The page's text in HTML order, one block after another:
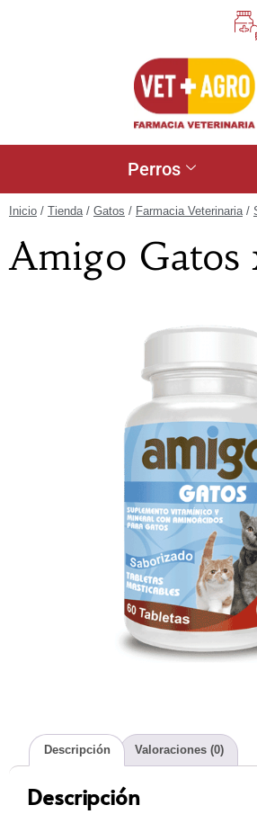
Perros
Inicio / Tienda/ Gatos / Farmacia Veterinaria/
Amigo Gatos
Descripción Valoraciones (0)
Descripción